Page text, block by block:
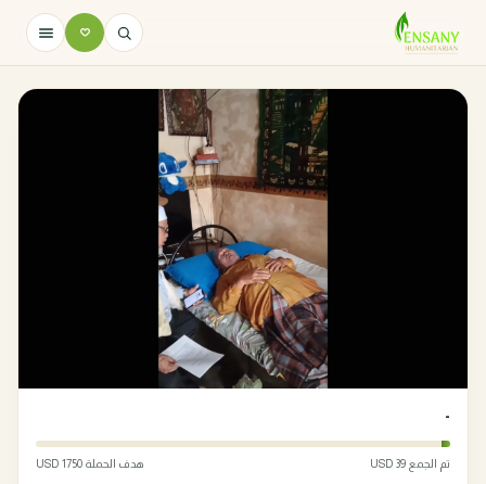
-
تم الجمع 39 USD هدف الحملة 1750 USD